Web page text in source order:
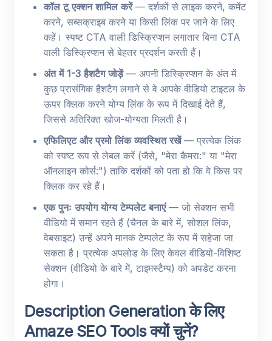
कॉल टू एक्शन शामिल करें— दर्शकों से लाइक करने, कमेंट
करने, सब्सक्राइब करने या किसी लिंक पर जाने के लिए
कहें। स्पष्ट CTA वाली डिस्क्रिप्शन लगातार बिना CTA
वाली डिस्क्रिप्शन से बेहतर प्रदर्शन करती हैं।
अंत में 1-3 हैशटैग जोड़ें— अपनी डिस्क्रिप्शन के अंत में
कुछ प्रासंगिक हैशटैग लगाने से वे आपके वीडियो टाइटल के
ऊपर क्लिक करने योग्य लिंक के रूप में दिखाई देते हैं,
जिससे अतिरिक्त खोज-योग्यता मिलती है।
एफिलिएट और प्रमो लिंक व्यवस्थित रखें— प्रत्येक लिंक
को स्पष्ट रूप से लेबल करें (जैसे, "मेरा कैमरा:" या "मेरा
ऑनलाइन कोर्स:") ताकि दर्शकों को पता हो कि वे किस पर
क्लिक कर रहे हैं।
एक पुनः उपयोग योग्य टेम्पलेट बनाएं— जो सेक्शन सभी
वीडियो में समान रहते हैं (चैनल के बारे में, सोशल लिंक,
वेबसाइट) उन्हें अपने मानक टेम्पलेट के रूप में सहेजा जा
सकता है। प्रत्येक अपलोड के लिए केवल वीडियो-विशिष्ट
सेक्शन (वीडियो के बारे में, टाइमस्टैम्प) को अपडेट करना
होगा।
Description Generation के लिए
Amaze SEO Tools क्यों चुनें?